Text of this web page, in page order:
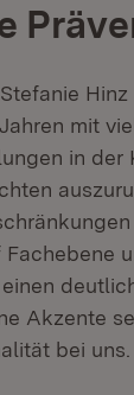
mit
in
Akzente
bei